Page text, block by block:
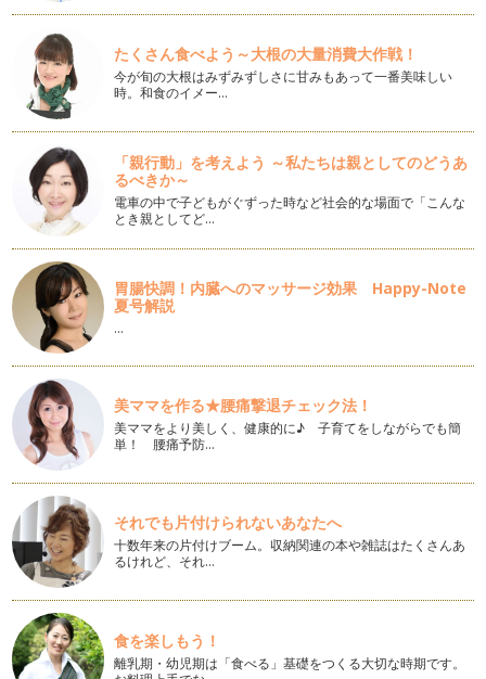
ママが旅行を楽しむためのパッキング
夏の旅行シーズン前に、旅先でストレスなく楽しむためのパ
ッキングを紹介したいと思…
聞き上手はマナー美人
暖かい季節になり、公園デビューを始めるにはいい季節です
ね。幼稚園、保育園のママは、新学期が…
招かれた時のマナー 素敵なママになるコツ
ママになると、お友だちのお宅へお邪魔したりと、お子様を通
じてお招きいただく機会が増えません…
春のアクセサリー イヤーカフ
イヤーカフというアクセサリーをご存じですか？ ピアスでも
なく、イヤリングでもない耳…
言葉をストックしてみませんか
先日小学校低学年を担当する先生のお話を伺うことができまし
た。その先生のクラスは、宿題に必ず…
憧れママの共通点
今年も間もなく終わりますね。1年間、マナーという切り口か
らお話しできて、とても嬉しい時間で…
エレガントなケーキの食べ方
これからの季節、クリスマス、年末・年始でみんなが集まる機
会も多いですね。クリスマスや年末年…
愛される「鍋マナー」
木枯らしも吹きはじめ、寒いと感じることも多くなりました
ね。冬は、クリスマス、大晦日、お正月…
たくさん食べよう～大根の大量消費大作戦！
今が旬の大根はみずみずしさに甘みもあって一番美味しい
時。和食のイメー…
「親行動」を考えよう ～私たちは親としてのどうあ
るべきか～
電車の中で子どもがぐずった時など社会的な場面で「こんな
とき親としてど…
胃腸快調！内臓へのマッサージ効果 Happy-Note
夏号解説
…
美ママを作る★腰痛撃退チェック法！
美ママをより美しく、健康的に♪ 子育てをしながらでも簡
単！ 腰痛予防…
それでも片付けられないあなたへ
十数年来の片付けブーム。収納関連の本や雑誌はたくさんあ
るけれど、それ…
食を楽しもう！
離乳期・幼児期は「食べる」基礎をつくる大切な時期です。